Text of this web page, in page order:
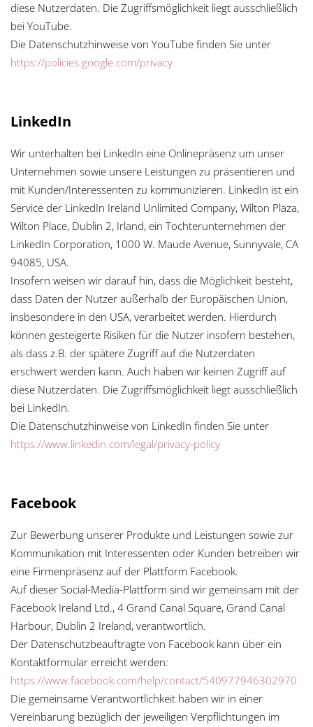
diese Nutzerdaten. Die Zugriffsmöglichkeit liegt ausschließlich
bei YouTube.
Die Datenschutzhinweise von YouTube finden Sie unter
https://policies.google.com/privacy
LinkedIn
Wir unterhalten bei LinkedIn eine Onlinepräsenz um unser
Unternehmen sowie unsere Leistungen zu präsentieren und
mit Kunden/Interessenten zu kommunizieren. LinkedIn ist ein
Service der LinkedIn Ireland Unlimited Company, Wilton Plaza,
Wilton Place, Dublin 2, Irland, ein Tochterunternehmen der
LinkedIn Corporation, 1000 W. Maude Avenue, Sunnyvale, CA
94085, USA.
Insofern weisen wir darauf hin, dass die Möglichkeit besteht,
dass Daten der Nutzer außerhalb der Europäischen Union,
insbesondere in den USA, verarbeitet werden. Hierdurch
können gesteigerte Risiken für die Nutzer insofern bestehen,
als dass z.B. der spätere Zugriff auf die Nutzerdaten
erschwert werden kann. Auch haben wir keinen Zugriff auf
diese Nutzerdaten. Die Zugriffsmöglichkeit liegt ausschließlich
bei LinkedIn.
Die Datenschutzhinweise von LinkedIn finden Sie unter
https://www.linkedin.com/legal/privacy-policy
Facebook
Zur Bewerbung unserer Produkte und Leistungen sowie zur
Kommunikation mit Interessenten oder Kunden betreiben wir
eine Firmenpräsenz auf der Plattform Facebook.
Auf dieser Social-Media-Plattform sind wir gemeinsam mit der
Facebook Ireland Ltd., 4 Grand Canal Square, Grand Canal
Harbour, Dublin 2 Ireland, verantwortlich.
Der Datenschutzbeauftragte von Facebook kann über ein
Kontaktformular erreicht werden:
https://www.facebook.com/help/contact/540977946302970
Die gemeinsame Verantwortlichkeit haben wir in einer
Vereinbarung bezüglich der jeweiligen Verpflichtungen im